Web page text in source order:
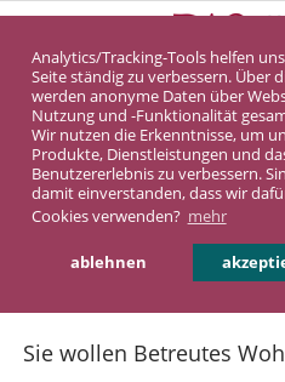
Analytics/Tracking-Tools helfen
Seite ständig zu verbessern. Über
werden anonyme Daten über
Nutzung und -Funktionalität
Wir nutzen die Erkenntnisse, um
Produkte, Dienstleistungen und
Benutzererlebnis zu verbessern.
damit einverstanden, dass wir
Cookies verwenden? mehr
ablehnen
Betreutes
DASINVEST Service
Betreutes
Betreutes Wohnen
Sie wollen Betreutes